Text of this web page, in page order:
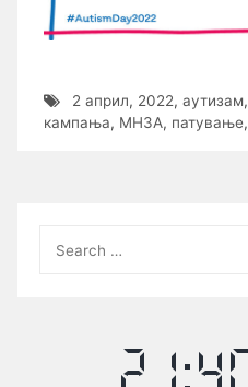
2 април, 2022, аутизам,
кампања, МНЗА, патување,
for: